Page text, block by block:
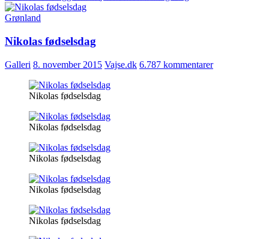
Grønland
Nikolas fødselsdag
Galleri 8. november 2015 Vajse.dk 6.787 kommentarer
Nikolas fødselsdag
Nikolas fødselsdag
Nikolas fødselsdag
Nikolas fødselsdag
Nikolas fødselsdag